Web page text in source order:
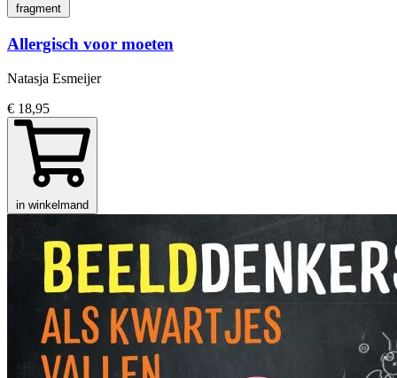
fragment
Allergisch voor moeten
Natasja Esmeijer
€ 18,95
in winkelmand